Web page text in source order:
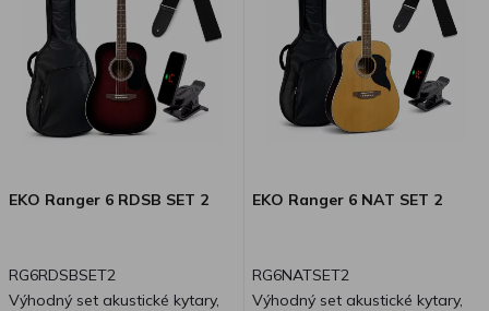
EKO Ranger 6 RDSB SET 2
RG6RDSBSET2
Výhodný set akustické kytary,
EKO Ranger 6 NAT SET 2
RG6NATSET2
Výhodný set akustické kytary,